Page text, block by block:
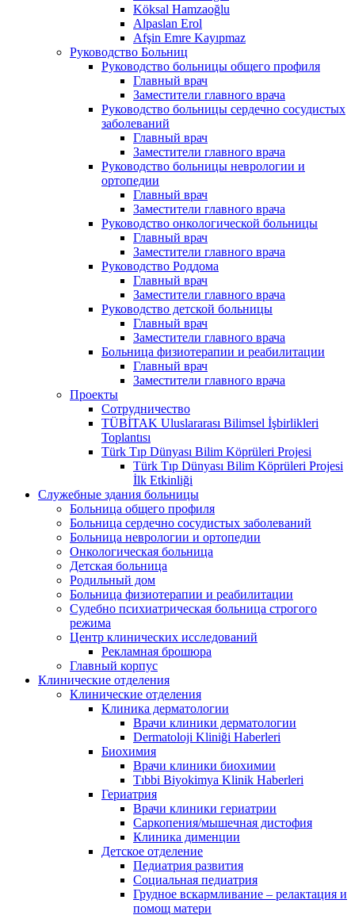
Köksal Hamzaoğlu
Alpaslan Erol
Afşin Emre Kayıpmaz
Руководство Больниц
Руководство больницы общего профиля
Главный врач
Заместители главного врача
Руководство больницы сердечно сосудистых
заболеваний
Главный врач
Заместители главного врача
Руководство больницы неврологии и
ортопедии
Главный врач
Заместители главного врача
Руководство онкологической больницы
Главный врач
Заместители главного врача
Руководство Роддома
Главный врач
Заместители главного врача
Руководство детской больницы
Главный врач
Заместители главного врача
Больница физиотерапии и реабилитации
Главный врач
Заместители главного врача
Проекты
Сотрудничество
TÜBİTAK Uluslararası Bilimsel İşbirlikleri
Toplantısı
Türk Tıp Dünyası Bilim Köprüleri Projesi
Türk Tıp Dünyası Bilim Köprüleri Projesi
İlk Etkinliği
Служебные здания больницы
Больница общего профиля
Больница сердечно сосудистых заболеваний
Больница неврологии и ортопедии
Онкологическая больница
Детская больница
Родильный дом
Больница физиотерапии и реабилитации
Судебно психиатрическая больница строгого
режима
Центр клинических исследований
Рекламная брошюра
Главный корпус
Клинические отделения
Клинические отделения
Клиника дерматологии
Врачи клиники дерматологии
Dermatoloji Kliniği Haberleri
Биохимия
Врачи клиники биохимии
Tıbbi Biyokimya Klinik Haberleri
Гериатрия
Врачи клиники гериатрии
Саркопения/мышечная дистофия
Клиника дименции
Детское отделение
Педиатрия развития
Социальная педиатрия
Грудное вскармливание – релактация и
помощ матери